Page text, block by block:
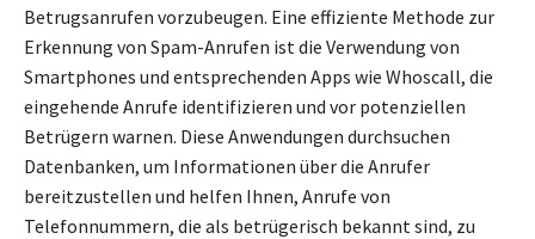
Betrugsanrufen vorzubeugen. Eine effiziente Methode zur
Erkennung von Spam-Anrufen ist die Verwendung von
Smartphones und entsprechenden Apps wie Whoscall, die
eingehende Anrufe identifizieren und vor potenziellen
Betrügern warnen. Diese Anwendungen durchsuchen
Datenbanken, um Informationen über die Anrufer
bereitzustellen und helfen Ihnen, Anrufe von
Telefonnummern, die als betrügerisch bekannt sind, zu